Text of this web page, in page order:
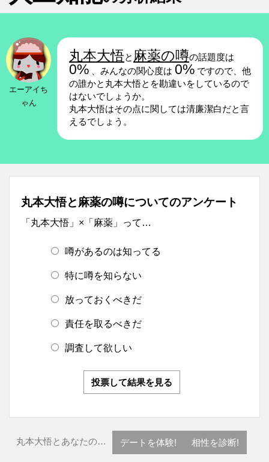
エーアイち
ゃん
丸本大悟と 麻薬の噂の話題度は
0% 、みんなの関心度は 0% ですので、他
の誰かと丸本大悟とを勘違いをしているので
はないでしょうか。
丸本大悟はその点に関しては清廉潔白だと言
えるでしょう。
丸本大悟と麻薬の噂についてのアンケート
「丸本大悟」×「麻薬」って…
噂があるのは知ってる
特に噂を知らない
放っておくべきだ
責任を取るべきだ
調査して欲しい
投票して結果を見る
丸本大悟とあなたの… デートを体験! 相性を診断!